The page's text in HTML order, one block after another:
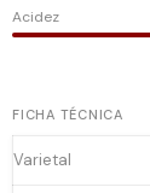
Acidez
FICHA TÉCNICA
Varietal